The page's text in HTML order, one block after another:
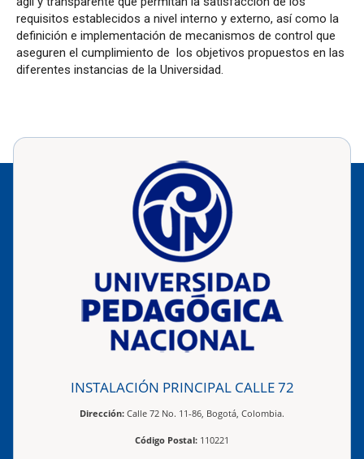
requisitos establecidos a nivel interno y externo, así como la
definición e implementación de mecanismos de control que
aseguren el cumplimiento de los objetivos propuestos en las
diferentes instancias de la Universidad.
INSTALACIÓN PRINCIPAL CALLE 72
Dirección: Calle 72 No. 11-86, Bogotá, Colombia.
Código Postal: 110221